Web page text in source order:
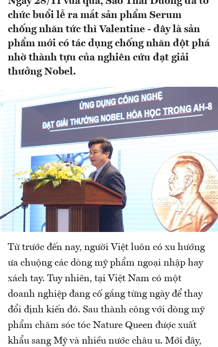
chức buổi lễ ra mắt sản phẩm Serum
chống nhăn tức thì Valentine - đây là sản
phẩm mới có tác dụng chống nhăn đột phá
nhờ thành tựu của nghiên cứu đạt giải
thưởng Nobel.
Từ trước đến nay, người Việt luôn có xu hướng
ưa chuộng các dòng mỹ phẩm ngoại nhập hay
xách tay. Tuy nhiên, tại Việt Nam có một
doanh nghiệp đang cố gắng từng ngày để thay
đổi định kiến đó. Sau thành công với dòng mỹ
phẩm chăm sóc tóc Nature Queen được xuất
khẩu sang Mỹ và nhiều nước châu u. Mới đây,